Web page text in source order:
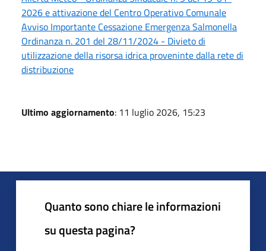
2026 e attivazione del Centro Operativo Comunale
Avviso Importante Cessazione Emergenza Salmonella
Ordinanza n. 201 del 28/11/2024 - Divieto di
utilizzazione della risorsa idrica proveninte dalla rete di
distribuzione
Ultimo aggiornamento: 11 luglio 2026, 15:23
Quanto sono chiare le informazioni
su questa pagina?